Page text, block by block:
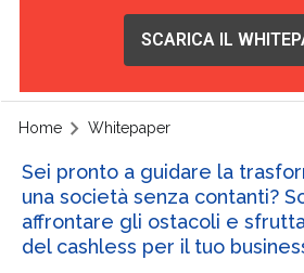
SCARICA IL
Home Whitepaper
Sei pronto a guidare la
una società senza contanti?
affrontare gli ostacoli e
del cashless per il tuo